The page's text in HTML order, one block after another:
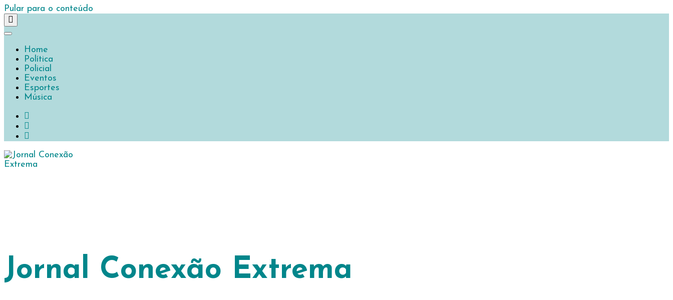
Pular para o conteúdo
Home
Política
Policial
Eventos
Esportes
Música
Jornal Conexão Extrema